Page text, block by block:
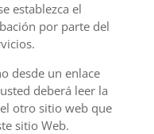
establezca el
por parte del
desde un enlace
deberá leer la
otro sitio web que
sitio Web.